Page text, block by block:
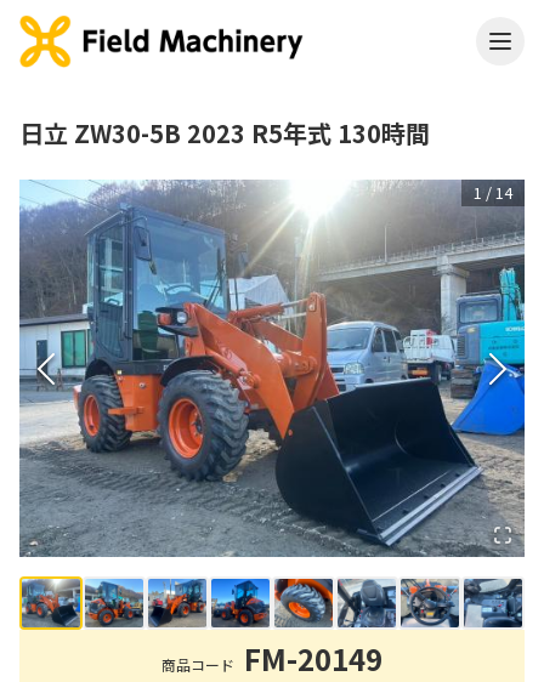
日立 ZW30-5B 2023 R5年式 130時間
1 /14
商品コード FM-20149